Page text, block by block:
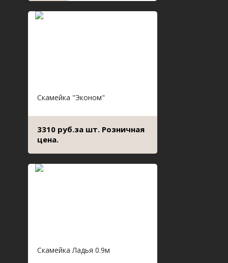
Скамейка "Эконом"
3310 руб.за шт. Розничная
цена.
Скамейка Ладья 0.9м